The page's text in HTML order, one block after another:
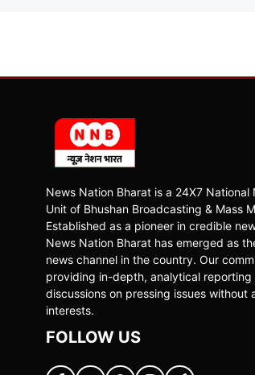
News Nation Bharat is a 24X7 National
Unit of Bhushan Broadcasting & Mass
Established as a pioneer in credible
News Nation Bharat has emerged as
news channel in the country. Our
providing in-depth, analytical reporting
discussions on pressing issues without
interests.
FOLLOW US